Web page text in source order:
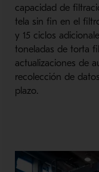
capacidad de
tela sin fin en el
y 15 ciclos
toneladas de torta
actualizaciones de
recolección de
plazo.